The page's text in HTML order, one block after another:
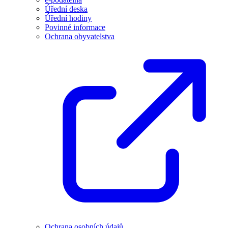
Úřední deska
Úřední hodiny
Povinné informace
Ochrana obyvatelstva